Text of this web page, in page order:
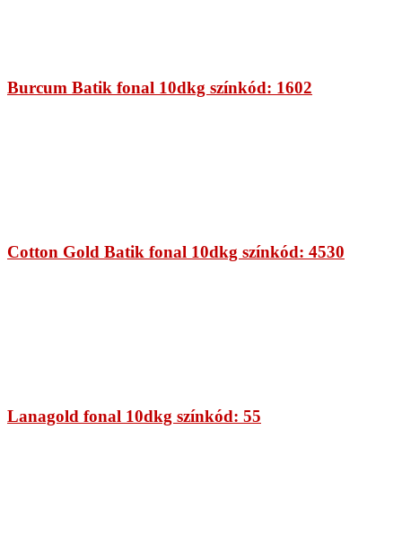
Burcum Batik fonal 10dkg színkód: 1602
Cotton Gold Batik fonal 10dkg színkód: 4530
Lanagold fonal 10dkg színkód: 55